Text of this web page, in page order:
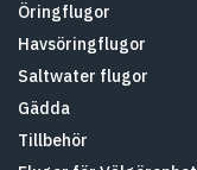
Öringflugor
Havsöringflugor
Saltwater flugor
Gädda
Tillbehör